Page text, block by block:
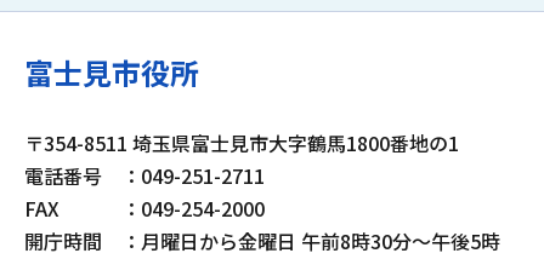
富士見市役所
〒354-8511 埼玉県富士見市大字鶴馬1800番地の1
電話番号
：049-251-2711
FAX
：049-254-2000
開庁時間
：月曜日から金曜日 午前8時30分～午後5時